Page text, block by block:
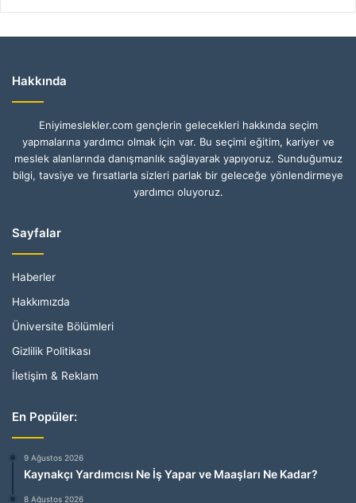
Hakkında
Eniyimeslekler.com gençlerin gelecekleri hakkında seçim
yapmalarına yardımcı olmak için var. Bu seçimi eğitim, kariyer ve
meslek alanlarında danışmanlık sağlayarak yapıyoruz. Sunduğumuz
bilgi, tavsiye ve fırsatlarla sizleri parlak bir geleceğe yönlendirmeye
yardımcı oluyoruz.
Sayfalar
Haberler
Hakkımızda
Üniversite Bölümleri
Gizlilik Politikası
İletişim & Reklam
En Popüler:
9 Ağustos 2026
Kaynakçı Yardımcısı Ne İş Yapar ve Maaşları Ne Kadar?
8 Ağustos 2026